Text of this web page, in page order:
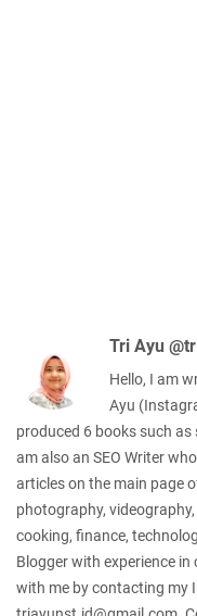
Tri Ayu
Hello, I am
Ayu
produced 6 books such
am also an SEO Writer
articles on the main page
photography,
cooking, finance,
Blogger with experience
with me by contacting my